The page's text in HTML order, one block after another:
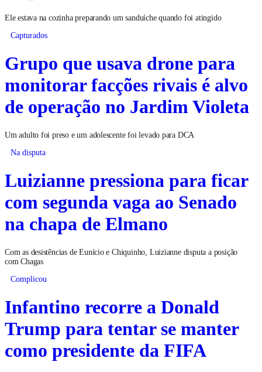
Ele estava na cozinha preparando um sanduíche quando foi atingido
Capturados
Grupo que usava drone para
monitorar facções rivais é alvo
de operação no Jardim Violeta
Um adulto foi preso e um adolescente foi levado para DCA
Na disputa
Luizianne pressiona para ficar
com segunda vaga ao Senado
na chapa de Elmano
Com as desistências de Eunício e Chiquinho, Luizianne disputa a posição
com Chagas
Complicou
Infantino recorre a Donald
Trump para tentar se manter
como presidente da FIFA